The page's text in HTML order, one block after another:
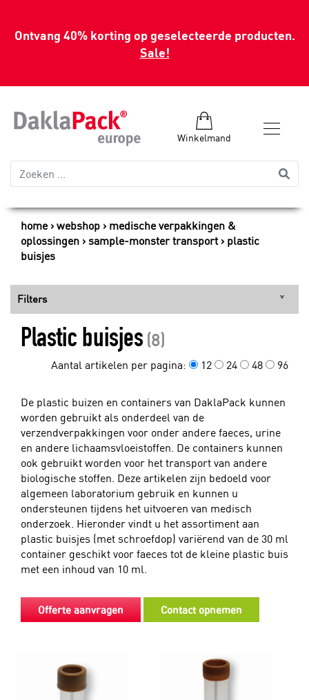
Ontvang 40% korting op geselecteerde producten.
Sale!
Winkelmand
home webshop
medische verpakkingen &
oplossingen
sample-monster transport
plastic
buisjes
Filters
Plastic buisjes (8)
Aantal artikelen per pagina: 12 24 48 96
De plastic buizen en containers van DaklaPack kunnen
worden gebruikt als onderdeel van de
verzendverpakkingen voor onder andere faeces, urine
en andere lichaamsvloeistoffen. De containers kunnen
ook gebruikt worden voor het transport van andere
biologische stoffen. Deze artikelen zijn bedoeld voor
algemeen laboratorium gebruik en kunnen u
ondersteunen tijdens het uitvoeren van medisch
onderzoek. Hieronder vindt u het assortiment aan
plastic buisjes (met schroefdop) variërend van de 30 ml
container geschikt voor faeces tot de kleine plastic buis
met een inhoud van 10 ml.
Offerte aanvragen Contact opnemen